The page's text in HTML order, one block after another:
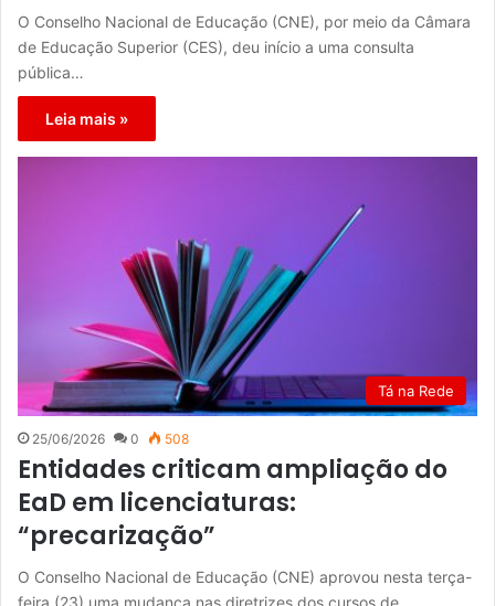
O Conselho Nacional de Educação (CNE), por meio da Câmara
de Educação Superior (CES), deu início a uma consulta
pública…
Leia mais »
Tá na Rede
25/06/2026 0 508
Entidades criticam ampliação do
EaD em licenciaturas:
“precarização”
O Conselho Nacional de Educação (CNE) aprovou nesta terça-
feira (23) uma mudança nas diretrizes dos cursos de